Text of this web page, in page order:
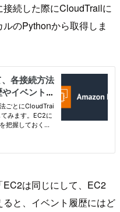
続した際にCloudTrailに
のPythonから取得しま
は同じにして、EC2
と、イベント履歴にはど